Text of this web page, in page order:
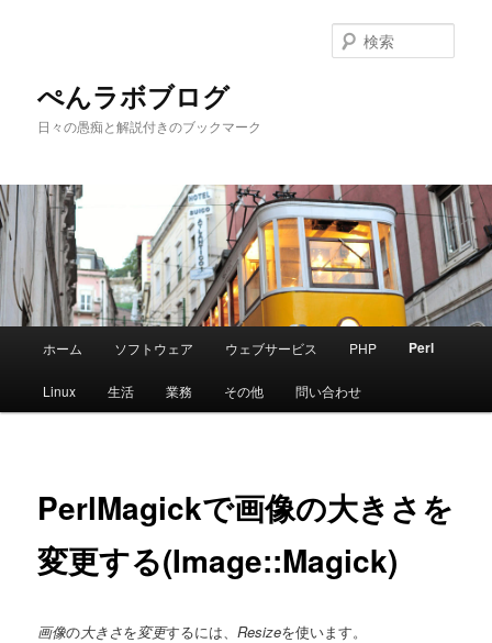
へ
移
動
ぺんラボブログ
日々の愚痴と解説付きのブックマーク
索
メ
ホーム ソフトウェア ウェブサービス PHP Perl
Linux 生活 業務 その他 問い合わせ
PerlMagickで画像の大きさを
変更する(Image::Magick)
画像の大きさを変更するには、Resizeを使います。